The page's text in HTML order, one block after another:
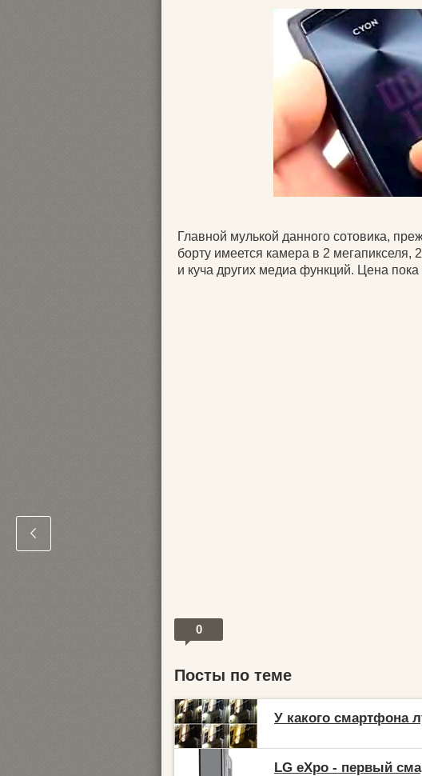
Главной мулькой данного сотовика,
борту имеется камера в 2
и куча других медиа функций. Цена пока
0
Посты по теме
У какого смартфона
LG eXpo - первый